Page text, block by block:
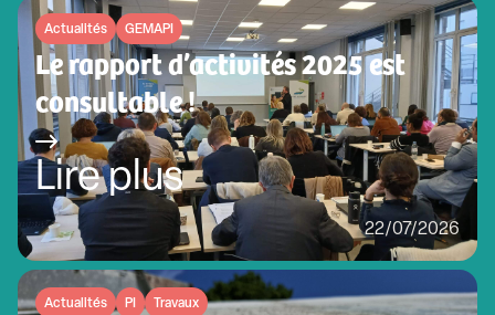
Actualités GEMAPI
Le rapport d’activités 2025 est
consultable !
Lire plus
22/07/2026
Actualités PI Travaux